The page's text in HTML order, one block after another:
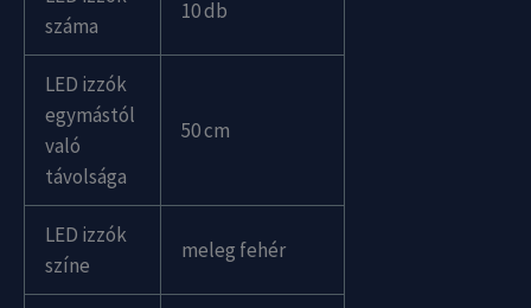
száma
10 db
LED izzók
egymástól
való
távolsága
50 cm
LED izzók
színe
meleg fehér